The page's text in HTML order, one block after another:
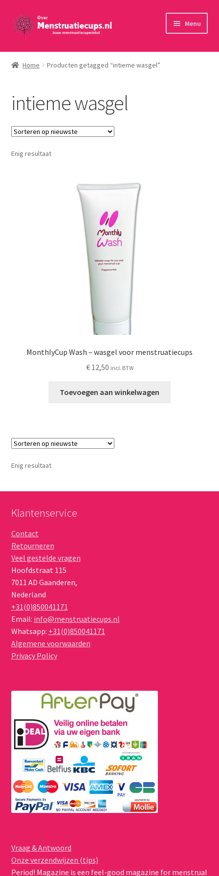
Ga
door
navigatie
Ga
naar
inhoud
Menu
Home
Menstruatiecups
Menstruatiedisks
Menstruatiesponsjes
wat je nog meer wil weten
Home Producten getagged “intieme wasgel”
intieme wasgel
Enig resultaat
MonthlyCup Wash – wasgel voor menstruatiecups
€12,50 incl. BTW
Toevoegen aan winkelwagen
Enig resultaat
Klantenservice
Contact
Retourneren
Veel gestelde vragen
Hoofdstraat 115
7011 AD Gaanderen,
Nederland
+31(0)850041171
Email: info@menstruatiecups.nl
Whatsapp: +31(0)850041171
Algemene voorwaarden
Privacy Policy
Vraag & Antwoord
Onze verzendwijzen (tips)
Period! Magazine is een feel-good magazine for menstrual